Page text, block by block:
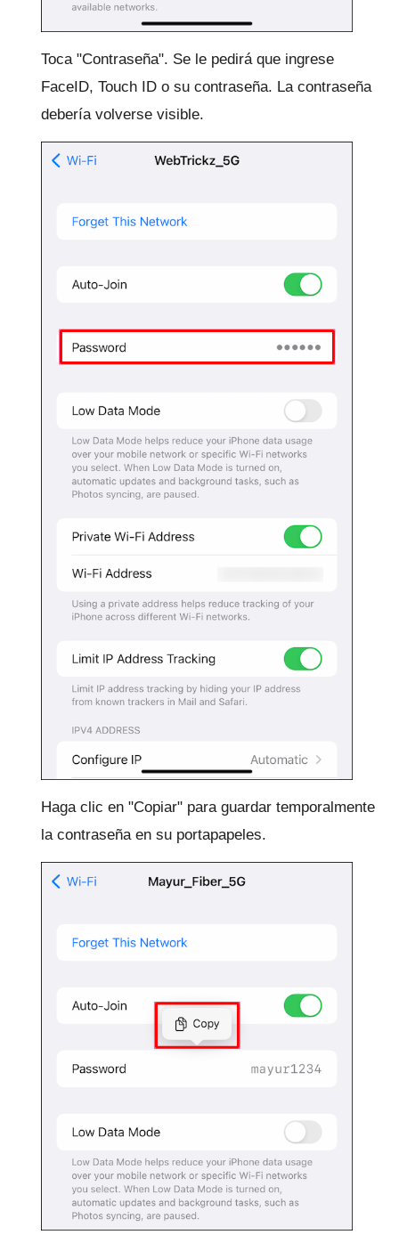
Toca "Contraseña". Se le pedirá que ingrese
FaceID, Touch ID o su contraseña. La contraseña
debería volverse visible.
Haga clic en "Copiar" para guardar temporalmente
la contraseña en su portapapeles.